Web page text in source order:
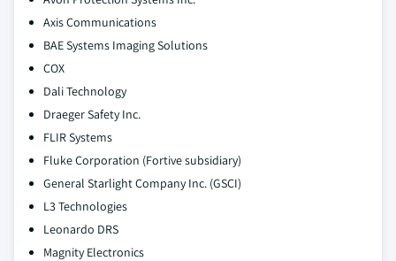
Axis Communications
BAE Systems Imaging Solutions
COX
Dali Technology
Draeger Safety Inc.
FLIR Systems
Fluke Corporation (Fortive subsidiary)
General Starlight Company Inc. (GSCI)
L3 Technologies
Leonardo DRS
Magnity Electronics